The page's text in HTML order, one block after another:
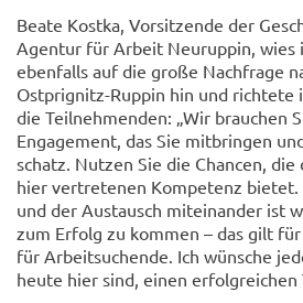
Beate Kost­ka, Vor­sit­zen­de der
Agen­tur für Ar­beit Neu­rup­pin, wies
eben­falls auf die große Nach­fra­ge
Ostprignitz-​Ruppin hin und rich­te­te
die Teil­neh­men­den: „Wir brau­chen
En­ga­ge­ment, das Sie mit­brin­gen
schatz. Nut­zen Sie die Chan­cen,
hier ver­tre­te­nen Kom­pe­tenz bie­tet.
und der Aus­tausch mit­ein­an­der ist
zum Er­folg zu kom­men – das gilt
für Ar­beit­su­chen­de. Ich wün­sche
heute hier sind, einen er­folg­rei­chen